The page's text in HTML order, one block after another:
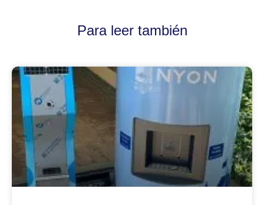
Para leer también